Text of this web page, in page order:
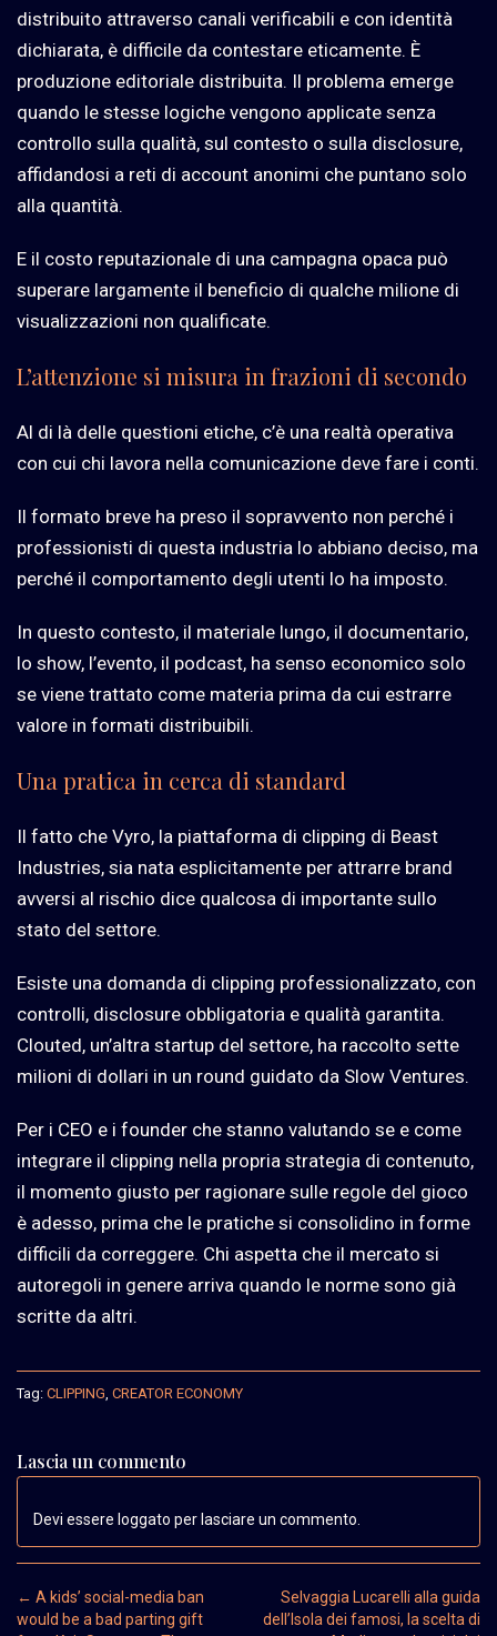
distribuito attraverso canali verificabili e con identità
dichiarata, è difficile da contestare eticamente. È
produzione editoriale distribuita. Il problema emerge
quando le stesse logiche vengono applicate senza
controllo sulla qualità, sul contesto o sulla disclosure,
affidandosi a reti di account anonimi che puntano solo
alla quantità.
E il costo reputazionale di una campagna opaca può
superare largamente il beneficio di qualche milione di
visualizzazioni non qualificate.
L’attenzione si misura in frazioni di secondo
Al di là delle questioni etiche, c’è una realtà operativa
con cui chi lavora nella comunicazione deve fare i conti.
Il formato breve ha preso il sopravvento non perché i
professionisti di questa industria lo abbiano deciso, ma
perché il comportamento degli utenti lo ha imposto.
In questo contesto, il materiale lungo, il documentario,
lo show, l’evento, il podcast, ha senso economico solo
se viene trattato come materia prima da cui estrarre
valore in formati distribuibili.
Una pratica in cerca di standard
Il fatto che Vyro, la piattaforma di clipping di Beast
Industries, sia nata esplicitamente per attrarre brand
avversi al rischio dice qualcosa di importante sullo
stato del settore.
Esiste una domanda di clipping professionalizzato, con
controlli, disclosure obbligatoria e qualità garantita.
Clouted, un’altra startup del settore, ha raccolto sette
milioni di dollari in un round guidato da Slow Ventures.
Per i CEO e i founder che stanno valutando se e come
integrare il clipping nella propria strategia di contenuto,
il momento giusto per ragionare sulle regole del gioco
è adesso, prima che le pratiche si consolidino in forme
difficili da correggere. Chi aspetta che il mercato si
autoregoli in genere arriva quando le norme sono già
scritte da altri.
Tag: CLIPPING CREATOR ECONOMY
Lascia un commento
Devi essere loggato per lasciare un commento.
Post navigation
← A kids’ social-media ban
would be a bad parting gift
Selvaggia Lucarelli alla guida
dell’Isola dei famosi, la scelta di